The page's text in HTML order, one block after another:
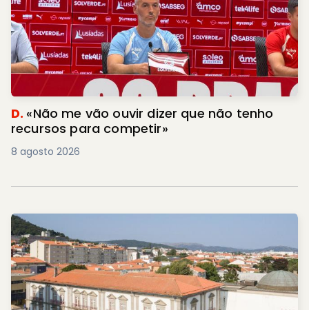
D. «Não me vão ouvir dizer que não tenho
recursos para competir»
8 agosto 2026